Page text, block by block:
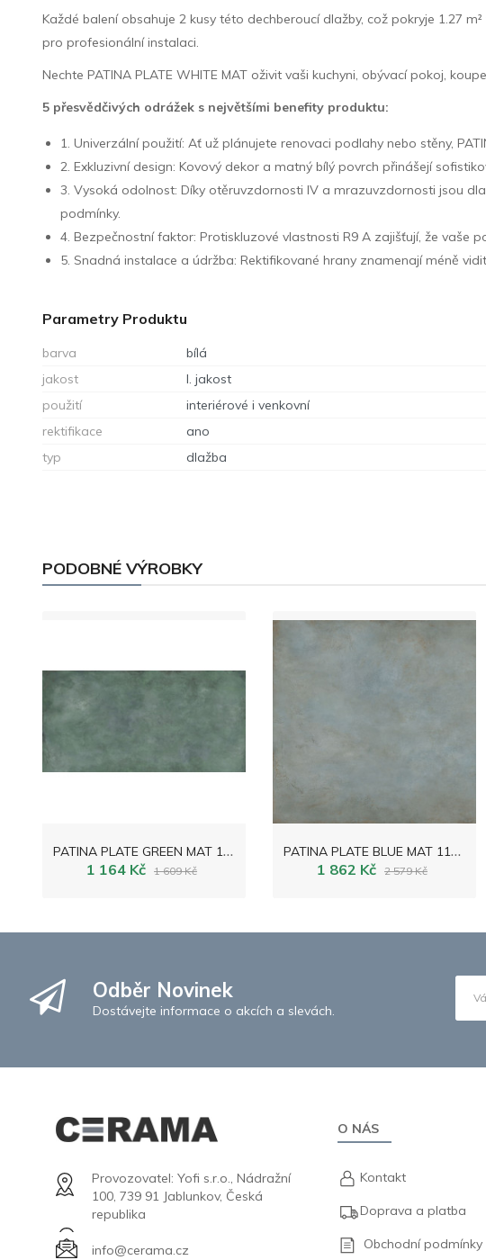
Každé balení obsahuje 2 kusy této dechberoucí dlažby, což pokryje 1.27
pro profesionální instalaci.
Nechte PATINA PLATE WHITE MAT oživit vaši kuchyni, obývací pokoj,
5 přesvědčivých odrážek s největšími benefity produktu:
1. Univerzální použití: Ať už plánujete renovaci podlahy nebo stěny,
2. Exkluzivní design: Kovový dekor a matný bílý povrch přinášejí
3. Vysoká odolnost: Díky otěruvzdornosti IV a mrazuvzdornosti jsou
podmínky.
4. Bezpečnostní faktor: Protiskluzové vlastnosti R9 A zajišťují, že vaše
5. Snadná instalace a údržba: Rektifikované hrany znamenají méně
Parametry Produktu
barva bílá
jakost
I. jakost
použití
interiérové i venkovní
rektifikace
ano
typ
dlažba
PODOBNÉ VÝROBKY
P
ATINA PLATE GREEN MAT 119,8x59,8
1 164 Kč 1 609 Kč
P
ATINA PLATE BLUE MAT 119,8x119,8
1 862 Kč 2 579 Kč
Odběr Novinek
Dostávejte informace o akcích a slevách.
Provozovatel: Yofi s.r.o., Nádražní
100, 739 91 Jablunkov, Česká
republika
info@cerama.cz
O NÁS
Kontakt
Doprava a platba
Obchodní podmínky